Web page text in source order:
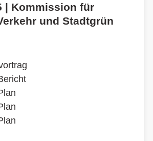
| Kommission für
und Stadtgrün